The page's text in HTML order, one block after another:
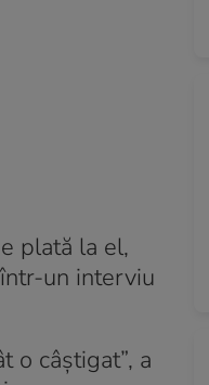
plată la el,
un interviu
o câștigat”, a